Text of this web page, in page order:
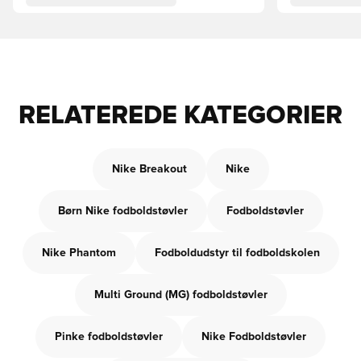
RELATEREDE KATEGORIER
Nike Breakout Nike
Børn Nike fodboldstøvler Fodboldstøvler
Nike Phantom Fodboldudstyr til fodboldskolen
Multi Ground (MG) fodboldstøvler
Pinke fodboldstøvler Nike Fodboldstøvler